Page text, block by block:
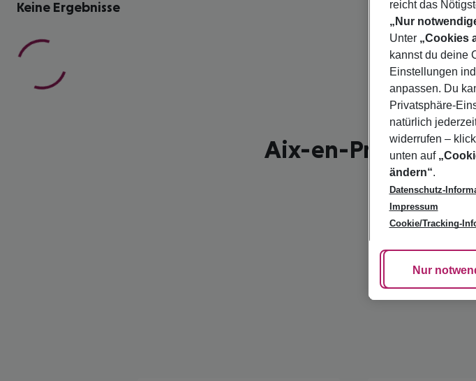
Keine Ergebnisse
Aix-en-Provence -
reicht das
„Nur
Unter „Cookies
kannst du deine
Einstellungen
anpassen. Du
Privatsphäre-
natürlich
widerrufen –
unten auf
ändern“.
Datenschutz-
Impressum
Cookie/Tracking-
Cookie
Nur